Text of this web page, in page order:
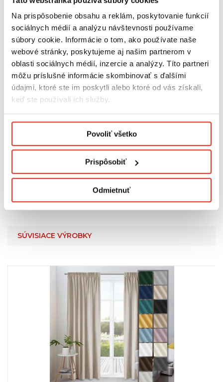
Na prispôsobenie obsahu a reklám, poskytovanie funkcií
sociálnych médií a analýzu návštevnosti používame
súbory cookie. Informácie o tom, ako používate naše
webové stránky, poskytujeme aj našim partnerom v
oblasti sociálnych médií, inzercie a analýzy. Títo partneri
môžu príslušné informácie skombinovať s ďalšími
údajmi, ktoré ste im poskytli alebo ktoré od vás získali,
keď ste používali ich služby.
Podmienky ochrany osobných údajov.
Povoliť všetko
Prispôsobiť
Odmietnuť
Konfiguračné číslo:
SÚVISIACE VÝROBKY